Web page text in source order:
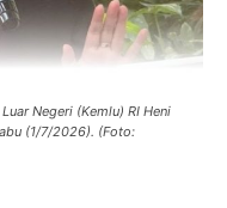
Negeri (Kemlu) RI Heni
(1/7/2026). (Foto: